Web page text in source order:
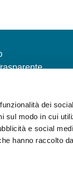
dei social
sul modo in cui
e social
hanno raccolto
– D. lgs.